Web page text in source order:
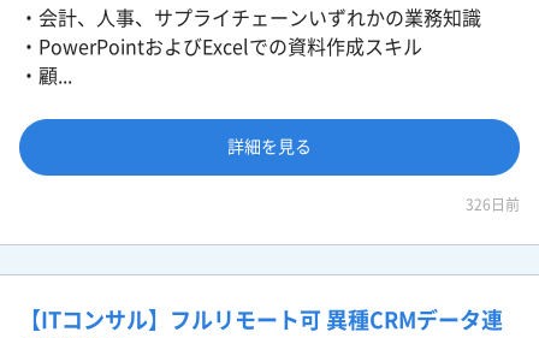
・会計、人事、サプライチェーンいずれかの業務知識
・PowerPointおよびExcelでの資料作成スキル
・顧...
詳細を見る
326日前
【ITコンサル】フルリモート可 異種CRMデータ連